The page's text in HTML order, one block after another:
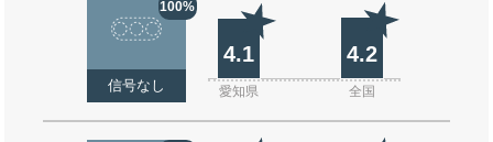
100%
信号なし
4.1 4.2
愛知県 全国